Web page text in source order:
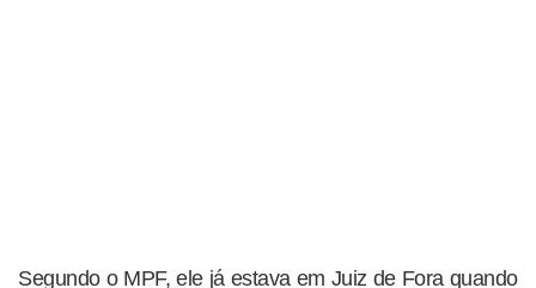
Segundo o MPF, ele já estava em Juiz de Fora quando